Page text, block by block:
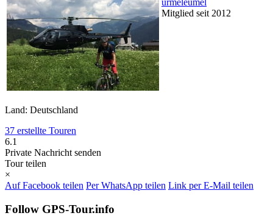
urmeleumel
Mitglied seit 2012
Land: Deutschland
37 erstellte Touren
6.1
Private Nachricht senden
Tour teilen
×
Auf Facebook teilen Per WhatsApp teilen Link per E-Mail teilen
Follow GPS-Tour.info